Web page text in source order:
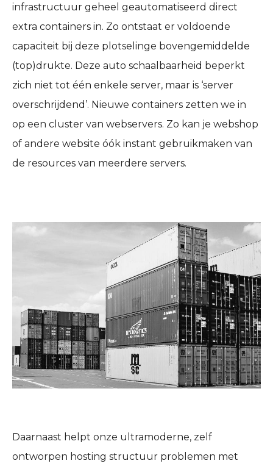
infrastructuur geheel geautomatiseerd direct
extra containers in. Zo ontstaat er voldoende
capaciteit bij deze plotselinge bovengemiddelde
(top)drukte. Deze auto schaalbaarheid beperkt
zich niet tot één enkele server, maar is ‘server
overschrijdend’. Nieuwe containers zetten we in
op een cluster van webservers. Zo kan je webshop
of andere website óók instant gebruikmaken van
de resources van meerdere servers.
Daarnaast helpt onze ultramoderne, zelf
ontworpen hosting structuur problemen met